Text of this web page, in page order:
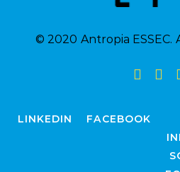
© 2020 Antropia ESSEC.
LINKEDIN FACEBOOK